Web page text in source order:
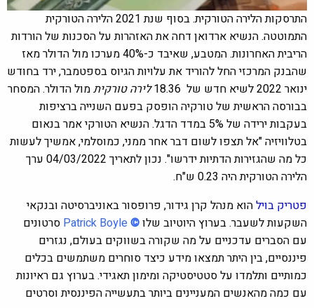
התרסקות הלירה הטורקית.
בסוף שנת 2021 הלירה הטורקית
התמוטטה. הנשיא ארדואן דחה את האזהרות על הסכנות של הורדות
הריבית האחרונות. המטבע, שאיבד כ-40% מערכו מול הדולר מאז
שהבנק המרכזי החל להוריד את עלויות הגיוס בספטמבר, ירד בחודש
ינואר 2022 לשיא חדש של 18.36
לירה טורקיתמול הדולר. המסחר
בבורסה הראשית של טורקיה הופסק בפעם השנייה ברציפות
בעקבות ירידה של 5% במדד הדגל. הנשיא הטורקי אמר בנאום
בטלוויזיה "אל תצפו לשום דבר אחר ממני, כמוסלמי, אמשיך לעשות
כל מה שהגזירות הדתיות ידרשו". נכון לתאריך 04/03/2022 ערך
הלירה הטורקית היה0.23ש"ח.
פטריק בוילהוא מנהל קרן גידור, פרופסור באוניברסיטה ובנקאי
השקעות לשעבר. בערוץ היוטיוב שלו©
Patrick Boyleסרטונים
עם הסברים עדכניים על מה שקורה בשווקים בעולם, נגזרים
פיננסיים, בין היתר תמצאו מידע כיצד סוחרים משתמשים בכלים
כמותיים ותלמדו על סטטיסטיקה ומימון תאגידי. בערוץ גם ראיונות
עם כמה מהאנשים המעניינים ביותר בתעשייה הפיננסית וסרטים